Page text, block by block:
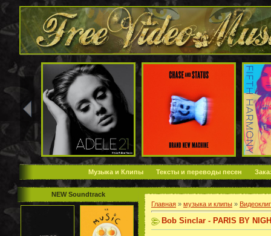
Музыка и Клипы Тексты и переводы песен
NEW Soundtrack
Главная » музыка и клипы »
Bob Sinclar - PARIS BY